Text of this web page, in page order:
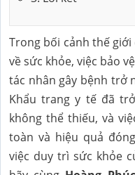
Trong bối cảnh thế
về sức khỏe, việc bảo
tác nhân gây bệnh trở
Khẩu trang y tế đã
không thể thiếu, và
toàn và hiệu quả
việc duy trì sức khỏe